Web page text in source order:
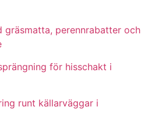
gräsmatta, perennrabatter och
för hisschakt i
runt källarväggar i